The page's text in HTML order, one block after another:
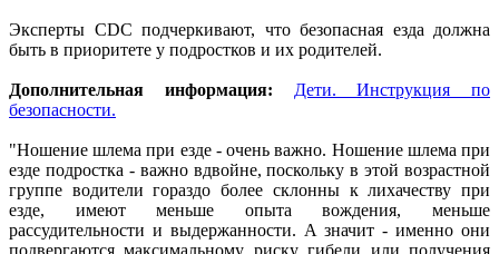
Эксперты CDC подчеркивают, что безопасная езда должна
быть в приоритете у подростков и их родителей.
Дополнительная информация:
Дети. Инструкция по
безопасности.
"Ношение шлема при езде - очень важно. Ношение шлема при
езде подростка - важно вдвойне, поскольку в этой возрастной
группе водители гораздо более склонны к лихачеству при
езде, имеют меньше опыта вождения, меньше
рассудительности и выдержанности. А значит - именно они
подвергаются максимальному риску гибели или получения